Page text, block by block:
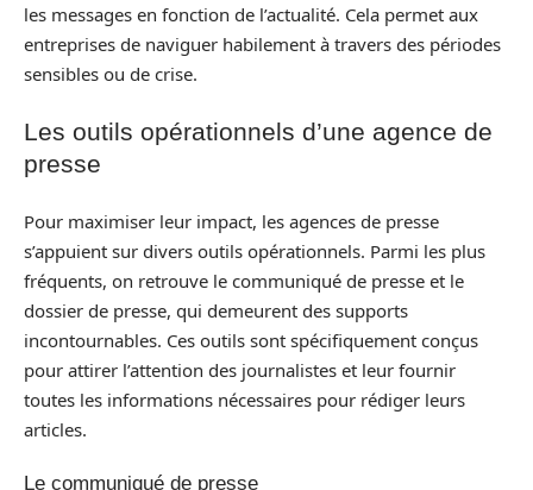
les messages en fonction de l’actualité. Cela permet aux
entreprises de naviguer habilement à travers des périodes
sensibles ou de crise.
Les outils opérationnels d’une agence de
presse
Pour maximiser leur impact, les agences de presse
s’appuient sur divers outils opérationnels. Parmi les plus
fréquents, on retrouve le communiqué de presse et le
dossier de presse, qui demeurent des supports
incontournables. Ces outils sont spécifiquement conçus
pour attirer l’attention des journalistes et leur fournir
toutes les informations nécessaires pour rédiger leurs
articles.
Le communiqué de presse